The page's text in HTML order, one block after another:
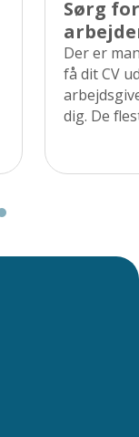
Sørg
Der er
få dit CV
dig. De